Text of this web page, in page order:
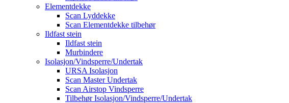
Elementdekke
Scan Lyddekke
Scan Elementdekke tilbehør
Ildfast stein
Ildfast stein
Murbindere
Isolasjon/Vindsperre/Undertak
URSA Isolasjon
Scan Master Undertak
Scan Airstop Vindsperre
Tilbehør Isolasjon/Vindsperre/Undertak